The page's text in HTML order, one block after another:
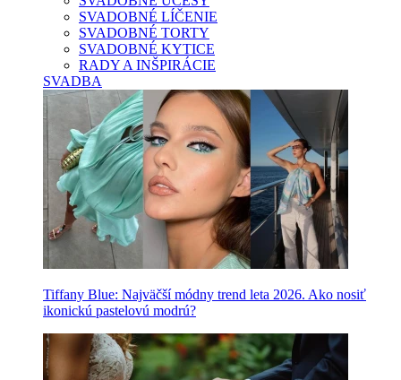
SVADOBNÉ LÍČENIE
SVADOBNÉ TORTY
SVADOBNÉ KYTICE
RADY A INŠPIRÁCIE
SVADBA
Tiffany Blue: Najväčší módny trend leta 2026. Ako nosiť
ikonickú pastelovú modrú?